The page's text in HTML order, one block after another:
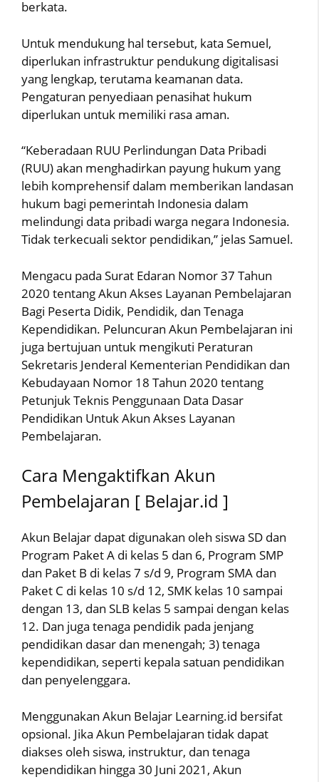
berkata.
Untuk mendukung hal tersebut, kata Semuel,
diperlukan infrastruktur pendukung digitalisasi
yang lengkap, terutama keamanan data.
Pengaturan penyediaan penasihat hukum
diperlukan untuk memiliki rasa aman.
“Keberadaan RUU Perlindungan Data Pribadi
(RUU) akan menghadirkan payung hukum yang
lebih komprehensif dalam memberikan landasan
hukum bagi pemerintah Indonesia dalam
melindungi data pribadi warga negara Indonesia.
Tidak terkecuali sektor pendidikan,” jelas Samuel.
Mengacu pada Surat Edaran Nomor 37 Tahun
2020 tentang Akun Akses Layanan Pembelajaran
Bagi Peserta Didik, Pendidik, dan Tenaga
Kependidikan. Peluncuran Akun Pembelajaran ini
juga bertujuan untuk mengikuti Peraturan
Sekretaris Jenderal Kementerian Pendidikan dan
Kebudayaan Nomor 18 Tahun 2020 tentang
Petunjuk Teknis Penggunaan Data Dasar
Pendidikan Untuk Akun Akses Layanan
Pembelajaran.
Cara Mengaktifkan Akun
Pembelajaran [ Belajar.id ]
Akun Belajar dapat digunakan oleh siswa SD dan
Program Paket A di kelas 5 dan 6, Program SMP
dan Paket B di kelas 7 s/d 9, Program SMA dan
Paket C di kelas 10 s/d 12, SMK kelas 10 sampai
dengan 13, dan SLB kelas 5 sampai dengan kelas
12. Dan juga tenaga pendidik pada jenjang
pendidikan dasar dan menengah; 3) tenaga
kependidikan, seperti kepala satuan pendidikan
dan penyelenggara.
Menggunakan Akun Belajar Learning.id bersifat
opsional. Jika Akun Pembelajaran tidak dapat
diakses oleh siswa, instruktur, dan tenaga
kependidikan hingga 30 Juni 2021, Akun